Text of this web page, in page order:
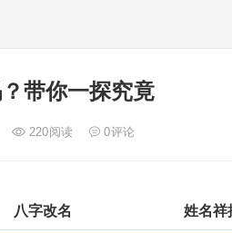
带你一探究竟
220阅读 0评论
八字改名 姓名祥